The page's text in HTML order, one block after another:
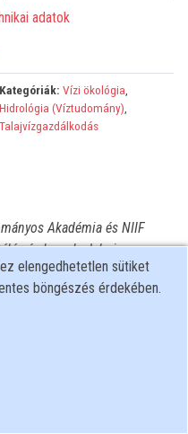
adatok
Kategóriák: Vízi ökológia,
Hidrológia (Víztudomány),
Talajvízgazdálkodás
Akadémia és NIIF
és kereskedelmi
célú felhasználás a
elengedhetetlen sütiket
böngészés érdekében.